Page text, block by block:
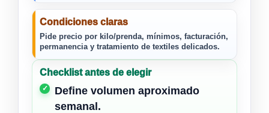
Condiciones claras
Pide precio por kilo/prenda, mínimos, facturación,
permanencia y tratamiento de textiles delicados.
Checklist antes de elegir
Define volumen aproximado
semanal.